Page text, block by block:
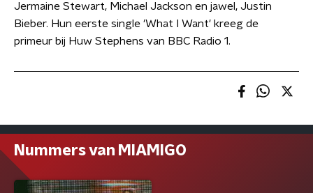
Jermaine Stewart, Michael Jackson en jawel, Justin
Bieber. Hun eerste single 'What I Want' kreeg de
primeur bij Huw Stephens van BBC Radio 1.
Nummers van MIAMIGO